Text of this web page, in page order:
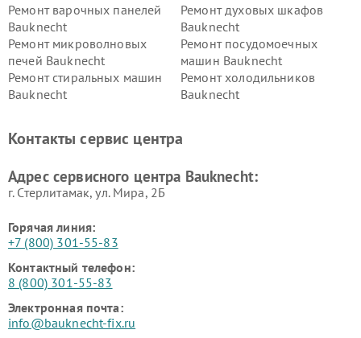
Ремонт варочных панелей
Bauknecht
Ремонт духовых шкафов
Bauknecht
Ремонт микроволновых
печей Bauknecht
Ремонт посудомоечных
машин Bauknecht
Ремонт стиральных машин
Bauknecht
Ремонт холодильников
Bauknecht
Контакты сервис центра
Адрес сервисного центра Bauknecht:
г. Стерлитамак, ул. Мира, 2Б
Горячая линия:
+7 (800) 301-55-83
Контактный телефон:
8 (800) 301-55-83
Электронная почта:
info@bauknecht-fix.ru